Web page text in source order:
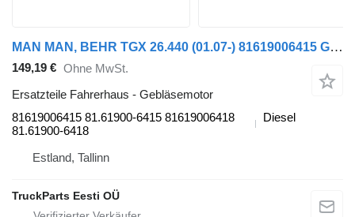
MAN MAN, BEHR TGX 26.440 (01.07-) 81619006415 Gebläsemotor für MAN TGL, TGM, TGS, TGX (2005-2021) Sattelzugmaschine
149,19 € Ohne MwSt.
Ersatzteile Fahrerhaus - Gebläsemotor
81619006415 81.61900-6415 81619006418
81.61900-6418
Diesel
Estland, Tallinn
TruckParts Eesti OÜ